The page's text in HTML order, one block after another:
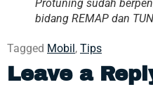
Protuning sudah
bidang REMAP dan
Tagged Mobil, Tips
Leave a